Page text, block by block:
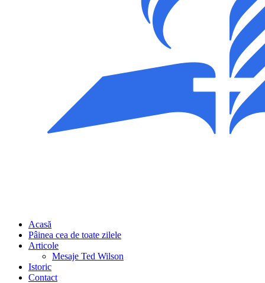
Acasă
Pâinea cea de toate zilele
Articole
Mesaje Ted Wilson
Istoric
Contact